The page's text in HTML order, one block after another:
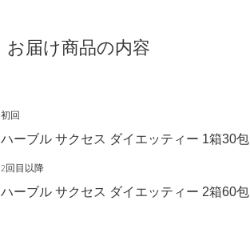
お届け商品の内容
初回
ハーブル サクセス ダイエッティー 1箱30包
2回目以降
ハーブル サクセス ダイエッティー 2箱60包